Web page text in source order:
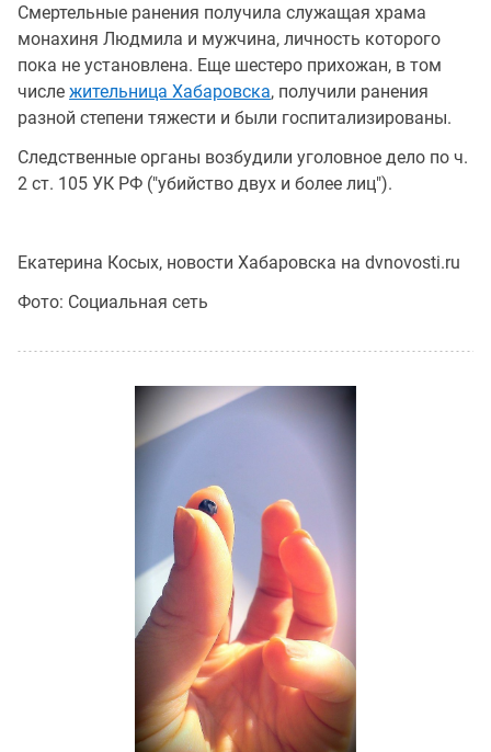
Смертельные ранения получила служащая храма
монахиня Людмила и мужчина, личность которого
пока не установлена. Еще шестеро прихожан, в том
числе жительница Хабаровска, получили ранения
разной степени тяжести и были госпитализированы.
Следственные органы возбудили уголовное дело по ч.
2 ст. 105 УК РФ ("убийство двух и более лиц").
Екатерина Косых, новости Хабаровска на dvnovosti.ru
Фото: Социальная сеть